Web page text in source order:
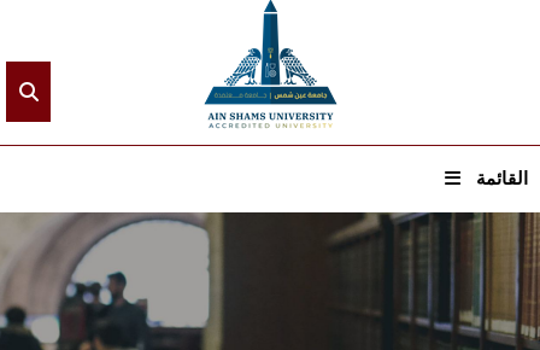
القائمة
الرئيسيـة
عن الجامعة